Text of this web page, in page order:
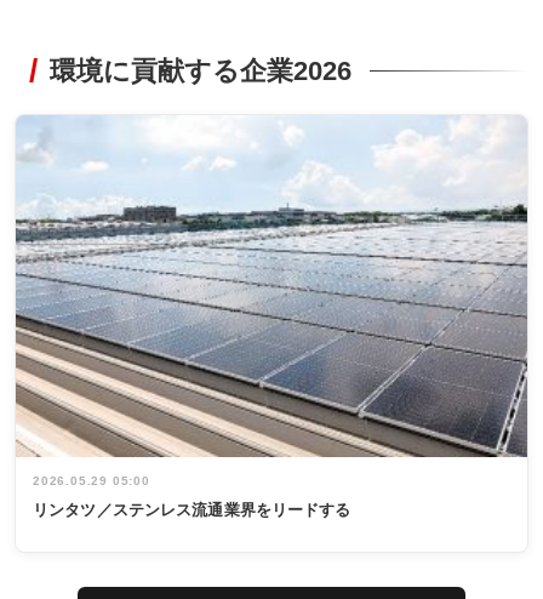
環境に貢献する企業2026
2026.05.29 05:00
リンタツ／ステンレス流通業界をリードする